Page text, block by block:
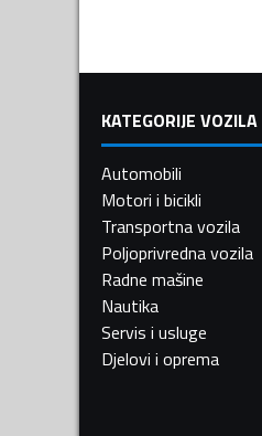
KATEGORIJE VOZILA
Automobili
Motori i bicikli
Transportna vozila
Poljoprivredna vozila
Radne mašine
Nautika
Servis i usluge
Djelovi i oprema